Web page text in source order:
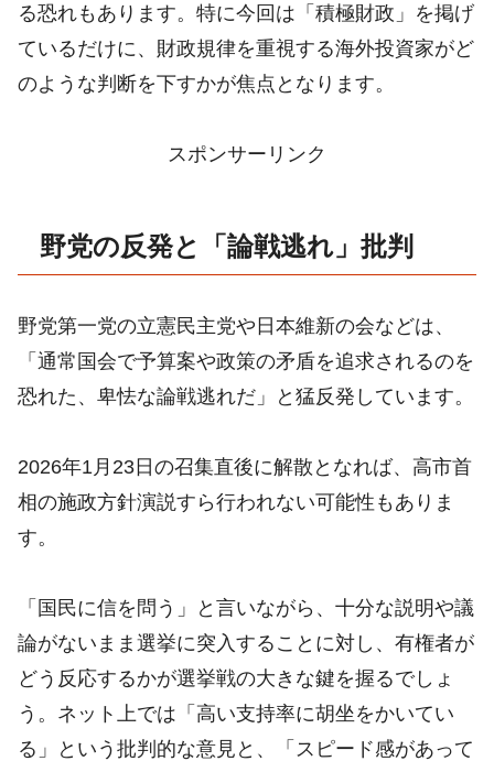
る恐れもあります。特に今回は「積極財政」を掲げ
ているだけに、財政規律を重視する海外投資家がど
のような判断を下すかが焦点となります。
スポンサーリンク
野党の反発と「論戦逃れ」批判
野党第一党の立憲民主党や日本維新の会などは、
「通常国会で予算案や政策の矛盾を追求されるのを
恐れた、卑怯な論戦逃れだ」と猛反発しています。
2026年1月23日の召集直後に解散となれば、高市首
相の施政方針演説すら行われない可能性もありま
す。
「国民に信を問う」と言いながら、十分な説明や議
論がないまま選挙に突入することに対し、有権者が
どう反応するかが選挙戦の大きな鍵を握るでしょ
う。ネット上では「高い支持率に胡坐をかいてい
る」という批判的な意見と、「スピード感があって